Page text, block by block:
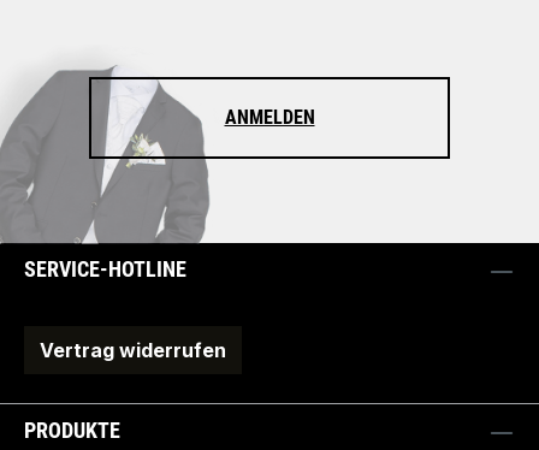
ANMELDEN
SERVICE-HOTLINE
Vertrag widerrufen
PRODUKTE